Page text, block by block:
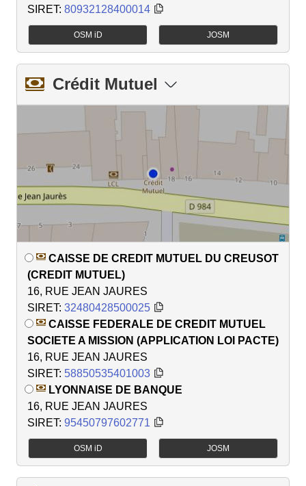
SIRET: 80932128400014
OSM iD JOSM
Crédit Mutuel
CAISSE DE CREDIT MUTUEL DU CREUSOT
(CREDIT MUTUEL)
16, RUE JEAN JAURES
SIRET: 32480428500025
CAISSE FEDERALE DE CREDIT MUTUEL
SOCIETE A MISSION (APPLICATION LOI PACTE)
16, RUE JEAN JAURES
SIRET: 58850535401003
LYONNAISE DE BANQUE
16, RUE JEAN JAURES
SIRET: 95450797602771
OSM iD JOSM